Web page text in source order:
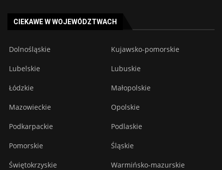
CIEKAWE W WOJEWÓDZTWACH
Dolnośląskie Kujawsko-pomorskie
Lubelskie Lubuskie
Łódzkie Małopolskie
Mazowieckie Opolskie
Podkarpackie Podlaskie
Pomorskie Śląskie
Świętokrzyskie Warmińsko-mazurskie